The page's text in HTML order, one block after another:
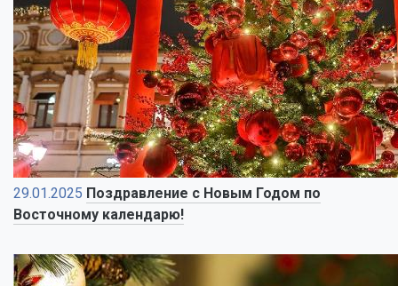
29.01.2025 Поздравление с Новым Годом по
Восточному календарю!